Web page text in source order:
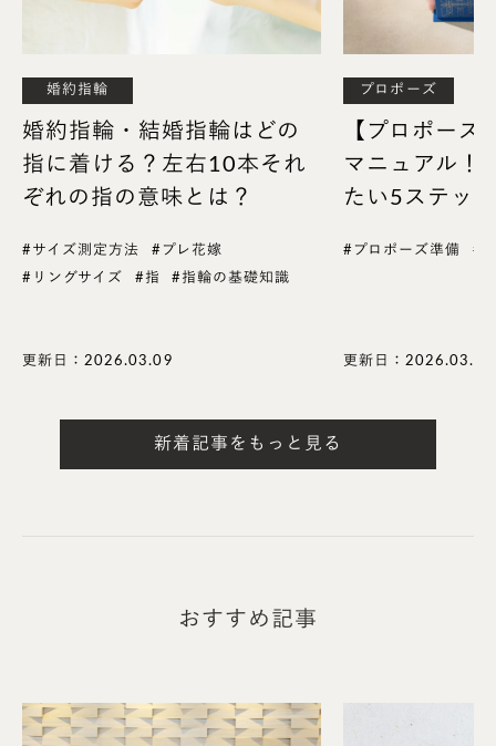
五十嵐 隆
ション室の初代室長として中途入社。
戦略広報を展開し成城石井のブランド力向上を実
現。現在は執行役員として広報、ブランドデザイ
ン、CS推進、理念経営、CSRを担当し、さらな
る企業価値向上のために奔走している。
アンスプラス様には心より御礼を申し上げます。
ご利用いただきましたおふた方の結婚指輪が、年を経
喜んでいただけるかなと、当日までかなり緊張と不安
を抱えていました。
婚約指輪
婚約指輪・結婚指輪はどの
指に着ける？左右10本それ
ぞれの指の意味とは？
#サイズ測定方法
#プレ花嫁
#リングサイズ
#指 #指輪の基礎知識
更新日：2026.03.09
プロポーズ
【プロポーズ
マニュアル！
たい5ステッ
#プロポーズ準備 #
更新日：2026.03.09
新着記事をもっと見る
おすすめ記事